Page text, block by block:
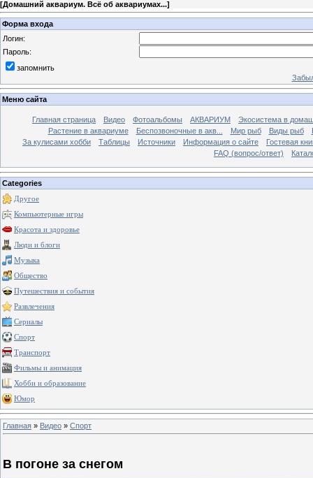
[Домашний аквариум. Всё об аквариумах...]
Форма входа
Логин:
Пароль:
запомнить
Меню сайта
Главная страница Видео Фотоальбомы АКВАРИУМ
Экосистема в
Растение в аквариуме
Беспозвоночные в акв... Мир рыб Виды рыб
За кулисами хобби
Таблицы Источники Информация о сайте
Гостевая
FAQ (вопрос/ответ)
Categories
Другое
Компьютерные игры
Красота и здоровье
Люди и блоги
Музыка
Общество
Путешествия и события
Развлечения
Сериалы
Спорт
Транспорт
Фильмы и анимация
Хобби и образование
Юмор
Главная » Видео » Спорт
В погоне за снегом